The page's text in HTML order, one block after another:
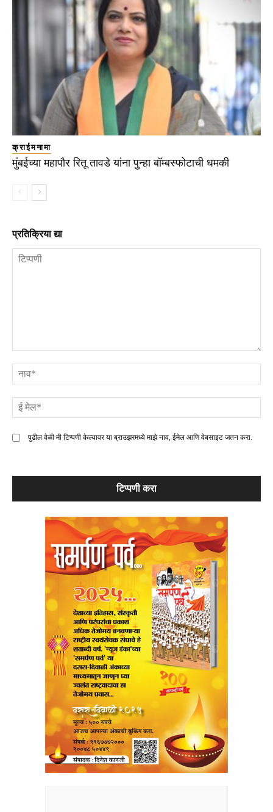
क्राईमनामा
मुंबईच्या महापौर रितू तावडे यांना पुन्हा बॉम्बस्फोटाची धमकी
प्रतिक्रिया द्या
पुढील वेळी मी टिप्पणी केल्यावर या ब्राउझरमध्ये माझे नाव, ईमेल आणि वेबसाइट जतन करा.